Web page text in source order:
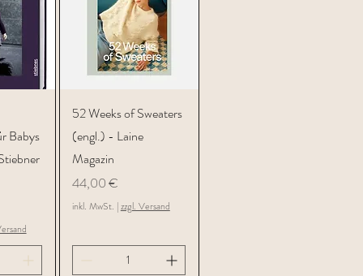
Babys
Schnellansicht
52 Weeks of Sweaters
(engl.) - Laine
Magazin
Preis
44,00 €
inkl. MwSt. |zzgl. Versand